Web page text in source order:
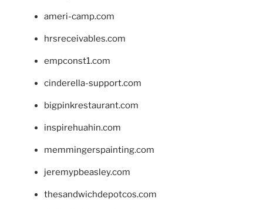
ameri-camp.com
hrsreceivables.com
empconst1.com
cinderella-support.com
bigpinkrestaurant.com
inspirehuahin.com
memmingerspainting.com
jeremypbeasley.com
thesandwichdepotcos.com